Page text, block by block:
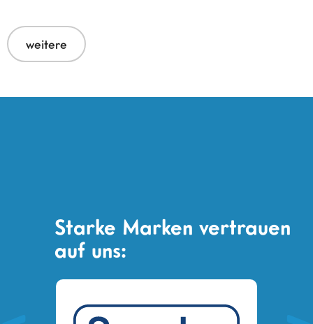
weitere
Starke Marken vertrauen
auf uns: